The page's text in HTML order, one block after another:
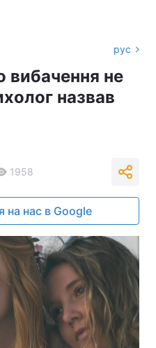
рус
вибачення не
назвав
1958
на нас в Google